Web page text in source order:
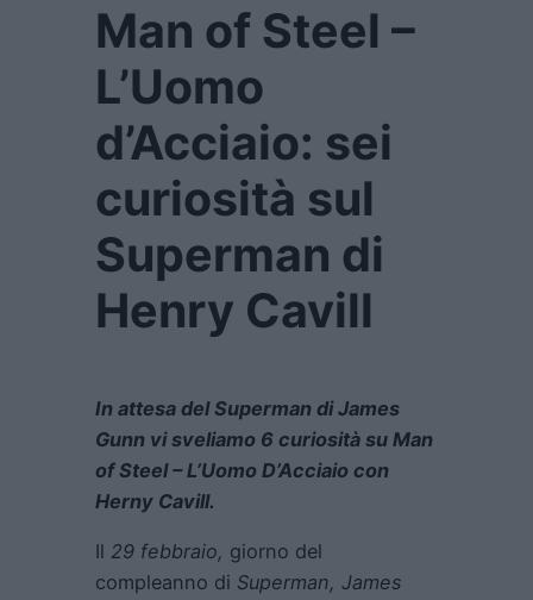
Man of Steel –
L’Uomo
d’Acciaio: sei
curiosità sul
Superman di
Henry Cavill
In attesa del Superman di James
Gunn vi sveliamo 6 curiosità su Man
of Steel – L’Uomo D’Acciaio con
Herny Cavill.
Il 29 febbraio, giorno del
compleanno di Superman, James